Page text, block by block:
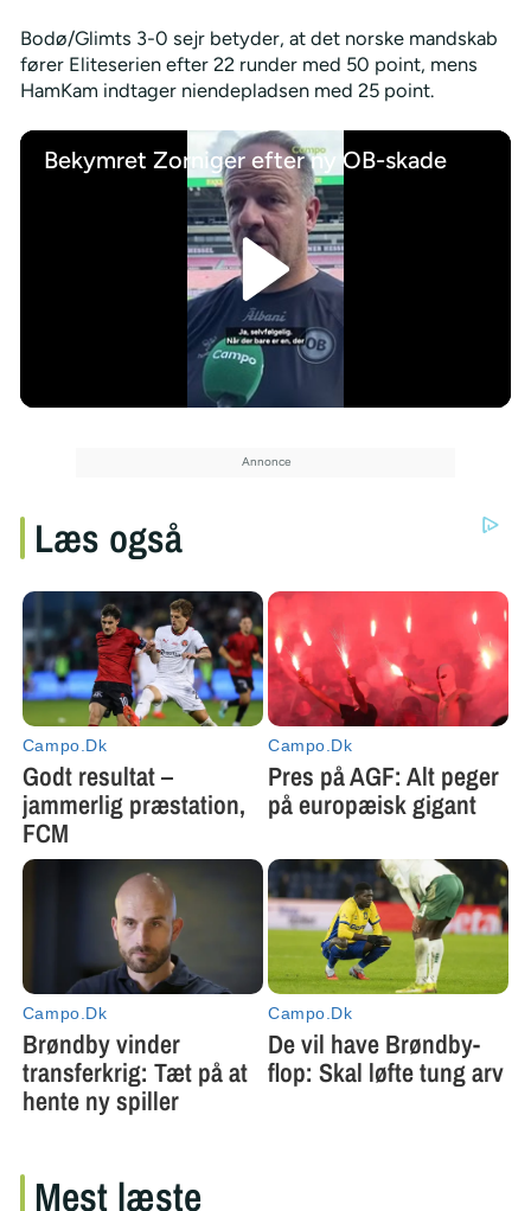
Bodø/Glimts 3-0 sejr betyder, at det norske mandskab
fører Eliteserien efter 22 runder med 50 point, mens
HamKam indtager niendepladsen med 25 point.
Bekymret Zorniger efter ny OB-skade
Mest læste